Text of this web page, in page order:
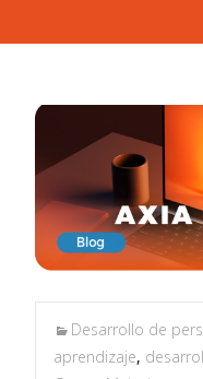
Desarrollo de
aprendizaje,